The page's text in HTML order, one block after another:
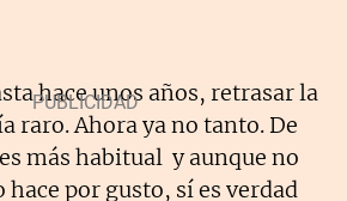
hace unos años, retrasar la
raro. Ahora ya no tanto. De
más habitual y aunque no
por gusto, sí es verdad